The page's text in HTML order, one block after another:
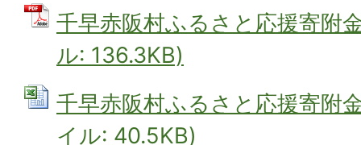
千早赤阪村ふるさと応援寄附
ル: 136.3KB)
千早赤阪村ふるさと応援寄附
イル: 40.5KB)